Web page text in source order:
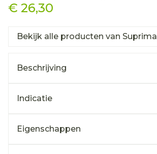
€ 26,30
Bekijk alle producten van Suprima
Beschrijving
Indicatie
Eigenschappen